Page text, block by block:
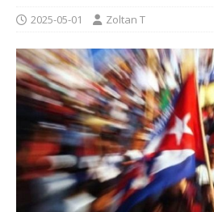
2025-05-01 Zoltan T